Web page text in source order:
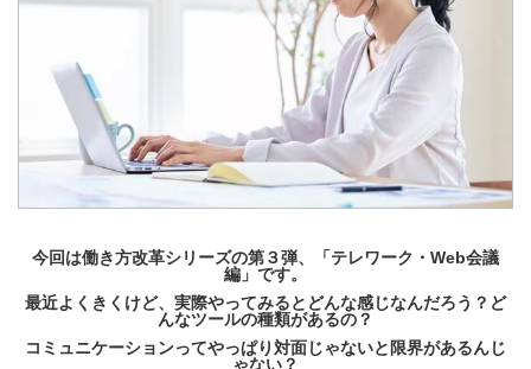
今回は働き方改革シリーズの第３弾、「テレワーク・Web会議
編」です。
最近よくきくけど、実際やってみるとどんな感じなんだろう？ど
んなツールの種類があるの？
コミュニケーションってやっぱり対面じゃないと限界があるんじ
ゃない？